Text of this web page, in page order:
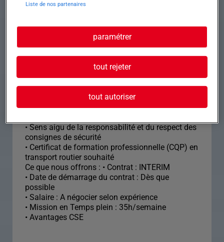
Formation et expérience Nous recherchons un(e)
le transport, prêt(e) à relever de nouveaux défis
avec enthousiasme.
• Maîtrise des techniques de mise à quai et de
déchargement sécuritaire
• Expérience confirmée de 3 à 5 ans en conduite
de véhicules SPL
• Permis de conduire CE obligatoire et en vigueur
• Flexibilité pour des découchés et travailler en
• Sens aigu de la responsabilité et du respect des
consignes de sécurité
• Certificat de formation professionnelle (CQP) en
transport routier souhaité
Ce que nous offrons : • Contrat : INTERIM
• Date de démarrage du contrat : Dès que
possible
• Salaire : A négocier selon expérience
• Mission en Temps plein : 35h/semaine
• Avantages CSE
Liste de nos partenaires
paramétrer
tout rejeter
tout autoriser